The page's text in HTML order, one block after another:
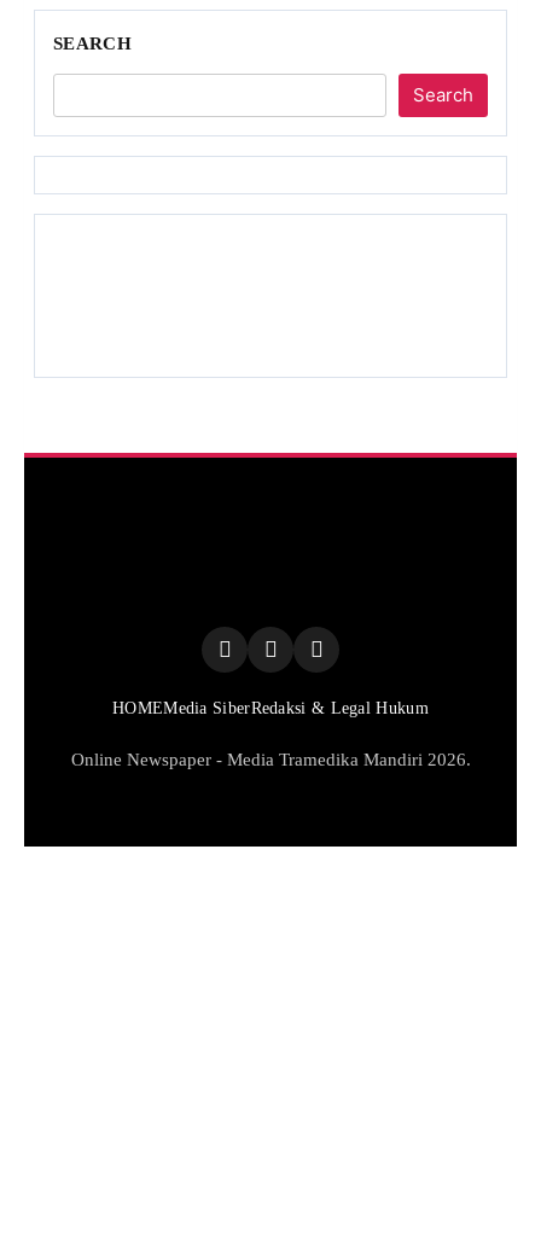
SEARCH
Search
HOMEMedia SiberRedaksi & Legal Hukum
Online Newspaper - Media Tramedika Mandiri 2026.